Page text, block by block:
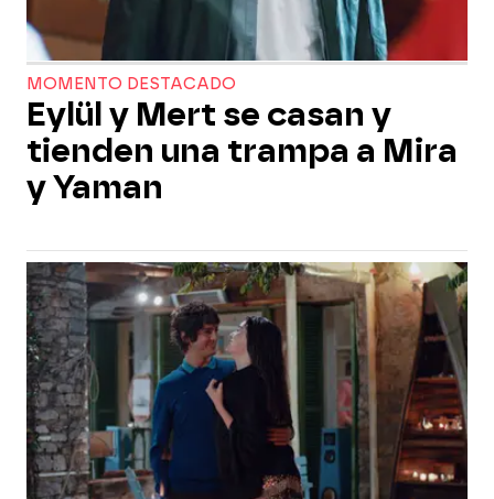
MOMENTO DESTACADO
Eylül y Mert se casan y
tienden una trampa a Mira
y Yaman